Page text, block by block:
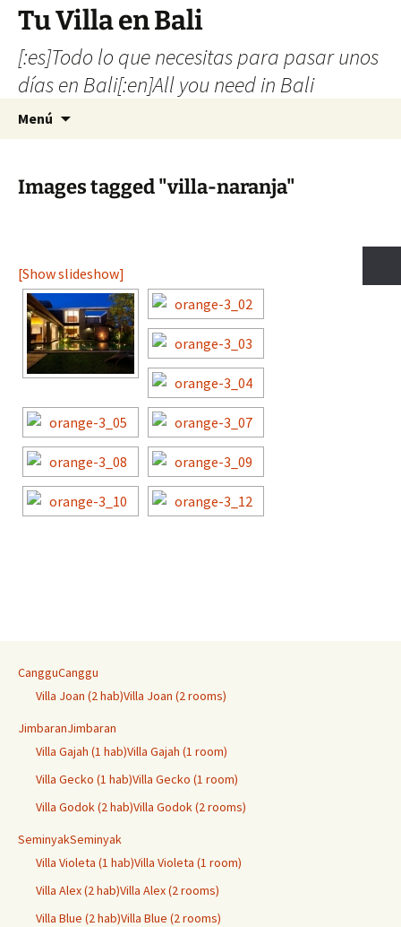
Tu Villa en Bali
[:es]Todo lo que necesitas para pasar unos
días en Bali[:en]All you need in Bali
Menú
Images tagged "villa-naranja"
[Show slideshow]
CangguCanggu
Villa Joan (2 hab)Villa Joan (2 rooms)
JimbaranJimbaran
Villa Gajah (1 hab)Villa Gajah (1 room)
Villa Gecko (1 hab)Villa Gecko (1 room)
Villa Godok (2 hab)Villa Godok (2 rooms)
SeminyakSeminyak
Villa Violeta (1 hab)Villa Violeta (1 room)
Villa Alex (2 hab)Villa Alex (2 rooms)
Villa Blue (2 hab)Villa Blue (2 rooms)